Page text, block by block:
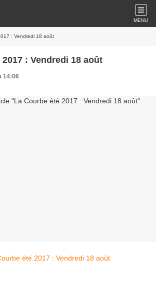
MENU
: Vendredi 18 août
La Courbe été 2017 : Vendredi 18 août
14:06